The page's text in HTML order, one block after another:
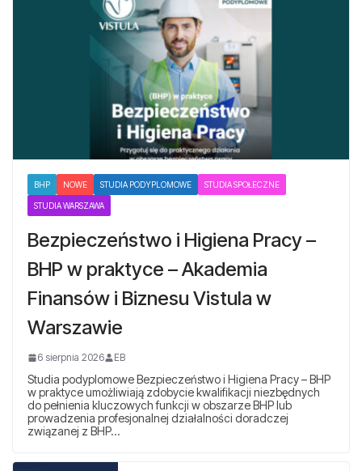
BHP NOWE STUDIA PODYPLOMOWE STUDIA SPOŁECZNE
STUDIA WARSZAWA
Bezpieczeństwo i Higiena Pracy –
BHP w praktyce – Akademia
Finansów i Biznesu Vistula w
Warszawie
6 sierpnia 2026 EB
Studia podyplomowe Bezpieczeństwo i Higiena Pracy – BHP
w praktyce umożliwiają zdobycie kwalifikacji niezbędnych
do pełnienia kluczowych funkcji w obszarze BHP lub
prowadzenia profesjonalnej działalności doradczej
związanej z BHP…